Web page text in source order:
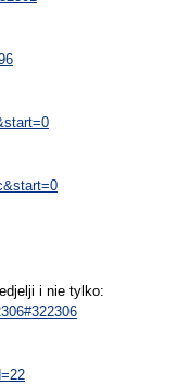
i nie tylko: